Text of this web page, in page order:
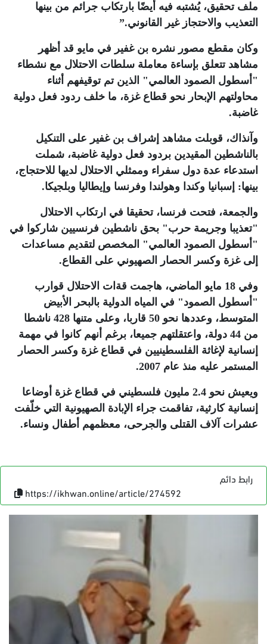
ملف تحقيق، يُشتبه فيه أيضًا بارتكاب جرائم من بينها
التعذيب والاحتجاز غير القانوني”.
وكان مقطع مصور نشره بن غفير في مايو قد أظهر
مشاهد تتعلق بإساءة معاملة سلطات الاحتلال مع نشطاء
"أسطول الصمود العالمي" الذين تم توقيفهم أثناء
محاولتهم الإبحار نحو قطاع غزة، ما خلف ردود فعل دولية
غاضبة.
وآنذاك، قوبلت مشاهد إشراف بن غفير على التنكيل
بالناشطين المقيدين بردود فعل دولية غاضبة، شملت
استدعاء عدة دول سفراء وممثلي الاحتلال لديها للاحتجاج،
بينها: إسبانيا وكندا وهولندا وفرنسا وإيطاليا وبلجيكا.
والجمعة، فتحت فرنسا، تحقيقا في ارتكاب الاحتلال
"تعذيبا وجريمة حرب" بحق ناشطين فرنسيين شاركوا في
"أسطول الصمود العالمي" المخصص لتقديم مساعدات
إلى غزة وكسر الحصار الصهيوني على القطاع.
وفي 18 مايو الماضي، هاجمت قةات الاحتلال قوارب
"أسطول الصمود" في المياه الدولية بالبحر الأبيض
المتوسط، وعددها نحو 50 قاربا، وعلى متنها 428 ناشطا
من 44 دولة، واعتقلتهم جميعا، برغم أنهم كانوا في مهمة
إنسانية لإغاثة الفلسطينيين في قطاع غزة وكسر الحصار
المستمر عليه منذ عام 2007
.
ويعيش نحو 2.4 مليون فلسطيني في قطاع غزة أوضاعا
إنسانية كارثية، تفاقمت جراء الإبادة الصهيونية التي خلّفت
عشرات آلاف القتلى والجرحى، معظمهم أطفال ونساء.
رابط دائم
https://ikhwan.online/article/274592